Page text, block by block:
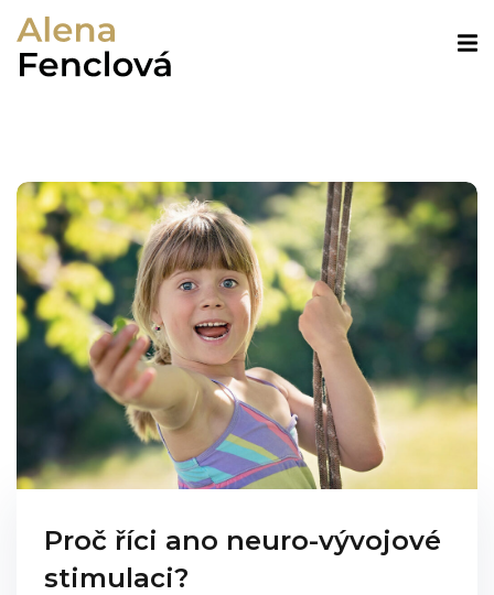
Proč říci ano neuro-vývojové
stimulaci?
Remember me Lost your password?